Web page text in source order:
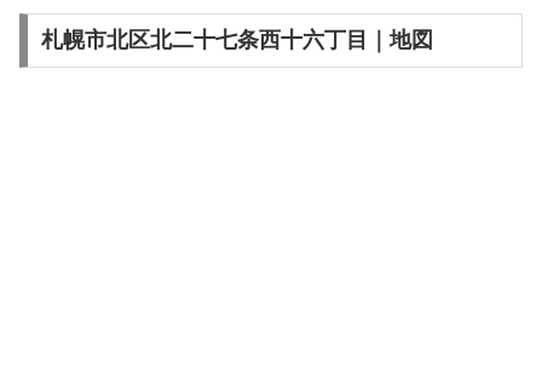
札幌市北区北二十七条西十六丁目｜地図